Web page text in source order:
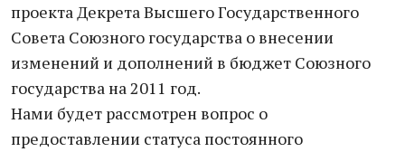
проекта Декрета Высшего Государственного
Совета Союзного государства о внесении
изменений и дополнений в бюджет Союзного
государства на 2011 год.
Нами будет рассмотрен вопрос о
предоставлении статуса постоянного